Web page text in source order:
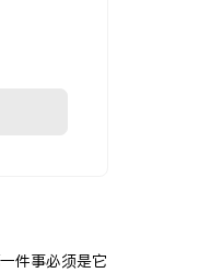
件事必须是它